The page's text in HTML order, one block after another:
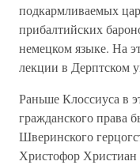
подкармливаемых
прибалтийских
немецком языке. На
лекции в Дерптском
Раньше Клоссиуса в
гражданского права
Шверинского
Христофор